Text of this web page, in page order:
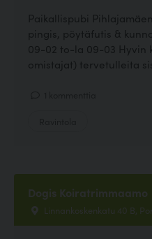
Paikallispubi
pingis, pöytäfutis &
09-02 to-la 09-03 Hyvin
omistajat) tervetulleita
Dogis Koiratrimmaamo
Linnankoskenkatu 40 B,